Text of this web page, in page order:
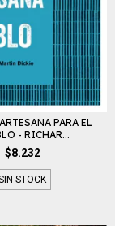
PARA EL
- RICHAR...
$8.232
STOCK